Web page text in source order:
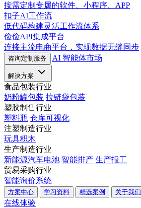
按需定制专属的软件、小程序、APP
扣子AI工作流
低代码构建灵活工作流体系
俭俭API集成平台
连接主流电商平台，实现数据无缝同步
咨询定制服务 AI 智能体市场
解决方案
食品包装行业
奶粉罐包装 拉链袋包装
塑胶制售行业
塑料瓶 仓库可视化
注塑制造行业
玩具积木
生产制造行业
新能源汽车电池 智能排产 生产报工
贸易采购行业
智能询价系统
方案中心 学习资料 精选案例 关于我们
在线体验